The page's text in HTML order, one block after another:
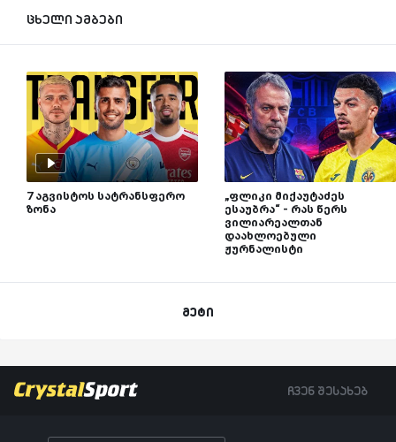
ცხელი ამბები
7 აგვისტოს სატრანსფერო
ზონა
„ფლიკი მიქაუტაძეს
ესაუბრა“ - რას წერს
ვილიარეალთან
დაახლოებული
ჟურნალისტი
მეტი
ჩვენ შესახებ